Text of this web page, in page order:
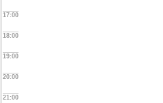
17:00
18:00
19:00
20:00
21:00